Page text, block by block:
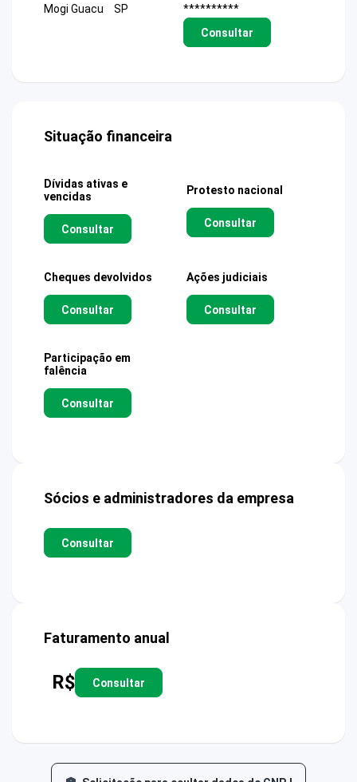
Mogi Guacu
SP
**********
Consultar
Situação financeira
Dívidas ativas e
vencidas
Consultar
Protesto nacional
Consultar
Cheques devolvidos
Consultar
Ações judiciais
Consultar
Participação em
falência
Consultar
Sócios e administradores da empresa
Consultar
Faturamento anual
R$ Consultar